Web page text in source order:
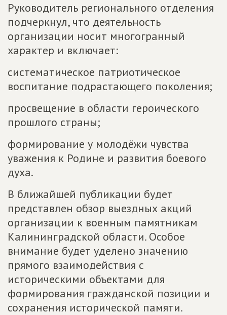
Руководитель регионального отделения
подчеркнул, что деятельность
организации носит многогранный
характер и включает:
систематическое патриотическое
воспитание подрастающего поколения;
просвещение в области героического
прошлого страны;
формирование у молодёжи чувства
уважения к Родине и развития боевого
духа.
В ближайшей публикации будет
представлен обзор выездных акций
организации к военным памятникам
Калининградской области. Особое
внимание будет уделено значению
прямого взаимодействия с
историческими объектами для
формирования гражданской позиции и
сохранения исторической памяти.